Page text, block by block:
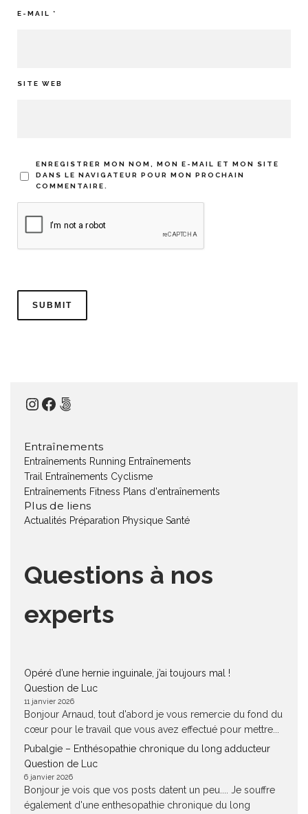
E-MAIL *
SITE WEB
ENREGISTRER MON NOM, MON E-MAIL ET MON SITE
DANS LE NAVIGATEUR POUR MON PROCHAIN
COMMENTAIRE.
Instagram
Facebook
500px
Entraînements
Entraînements Running Entraînements
Trail
Entraînements Cyclisme
Entraînements Fitness Plans d'entraînements
Plus de liens
Actualités Préparation Physique Santé
Questions à nos
experts
Opéré d’une hernie inguinale, j’ai toujours mal !
Question de Luc
11 janvier 2026
Bonjour Arnaud, tout d'abord je vous remercie du fond du
cœur pour le travail que vous avez effectué pour mettre...
Pubalgie – Enthésopathie chronique du long adducteur
Question de Luc
6 janvier 2026
Bonjour je vois que vos posts datent un peu.... Je souffre
également d'une enthesopathie chronique du long